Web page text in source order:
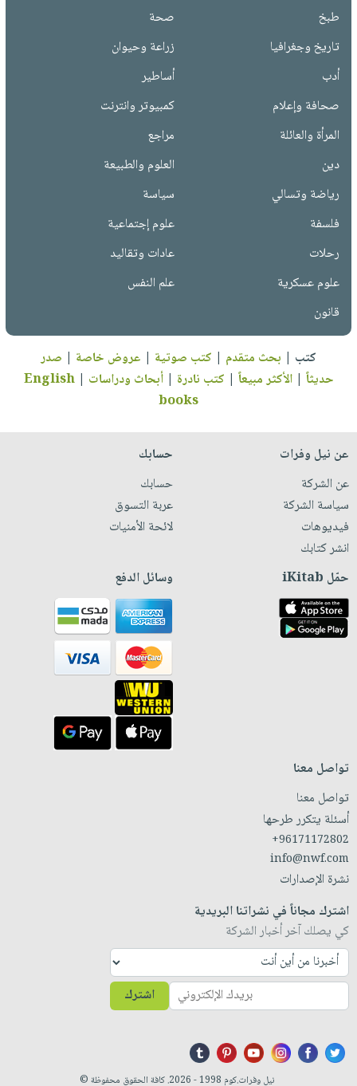
طبخ
صحة
تاريخ وجغرافيا
زراعة وحيوان
أدب
أساطير
صحافة وإعلام
كمبيوتر وانترنت
المرأة والعائلة
مراجع
دين
العلوم والطبيعة
رياضة وتسالي
سياسة
فلسفة
علوم إجتماعية
رحلات
عادات وتقاليد
علوم عسكرية
علم النفس
قانون
كتب | بحث متقدم | كتب صوتية | عروض خاصة | صدر
حديثاً |الأكثر مبيعاً | كتب نادرة |أبحاث ودراسات |
English
books
عن نيل وفرات
عن الشركة
سياسة الشركة
فيديوهات
انشر كتابك
حسابك
حسابك
عربة التسوق
لائحة الأمنيات
حمّل iKitab وسائل الدفع
تواصل معنا
تواصل معنا
أسئلة يتكرر طرحها
+96171172802
info@nwf.com
نشرة الإصدارات
اشترك مجاناً في نشراتنا البريدية
كي يصلك آخر أخبار الشركة
اشترك
نيل وفرات.كوم 1998 - 2026. كافة الحقوق محفوظة ©